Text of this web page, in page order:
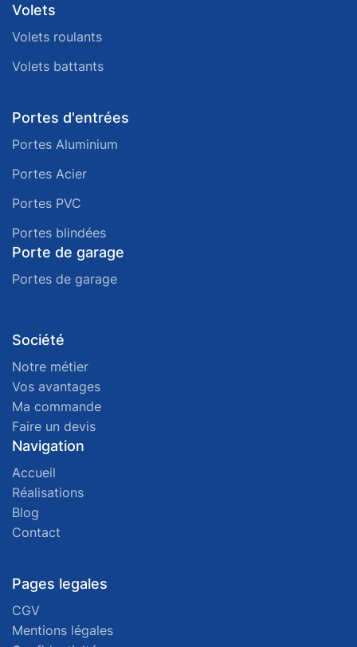
Volets
Volets roulants
Volets battants
Portes d'entrées
Portes Aluminium
Portes Acier
Portes PVC
Portes blindées
Porte de garage
Portes de garage
Société
Notre métier
Vos avantages
Ma commande
Faire un devis
Navigation
Accueil
Réalisations
Blog
Contact
Pages legales
CGV
Mentions légales